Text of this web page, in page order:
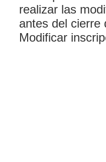
realizar las
antes del cierre
Modificar